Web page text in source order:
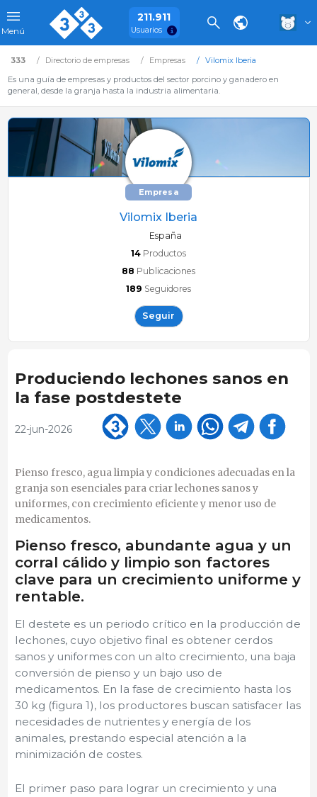
Menú
211.911
Usuarios
333 Directorio de empresas Empresas
Vilomix Iberia
Es una guía de empresas y productos del sector porcino y ganadero en
general, desde la granja hasta la industria alimentaria.
Empresa
Vilomix Iberia
España
14 Productos
88 Publicaciones
189 Seguidores
Seguir
Produciendo lechones sanos en
la fase postdestete
22-jun-2026
Pienso fresco, agua limpia y condiciones adecuadas en la
granja son esenciales para criar lechones sanos y
uniformes, con crecimiento eficiente y menor uso de
medicamentos.
Pienso fresco, abundante agua y un
corral cálido y limpio son factores
clave para un crecimiento uniforme y
rentable.
El destete es un periodo crítico en la producción de
lechones, cuyo objetivo final es obtener cerdos
sanos y uniformes con un alto crecimiento, una baja
conversión de pienso y un bajo uso de
medicamentos. En la fase de crecimiento hasta los
30 kg (figura 1), los productores buscan satisfacer las
necesidades de nutrientes y energía de los
animales, prestando especial atención a la
minimización de costes.
El primer paso para lograr un crecimiento y una